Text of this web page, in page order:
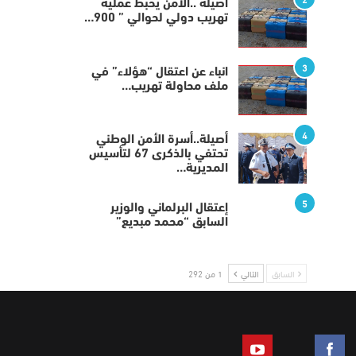
أصيلة ..الأمن يحبط عملية
تهريب دولي لحوالي ” 900…
3
انباء عن اعتقال “هؤلاء” في
ملف محاولة تهريب…
4
أصيلة..أسرة الأمن الوطني
تحتفي بالذكرى 67 لتأسيس
المديرية…
5
إعتقال البرلماني والوزير
السابق “محمد مبديع”
السابق التالي 1 من 292